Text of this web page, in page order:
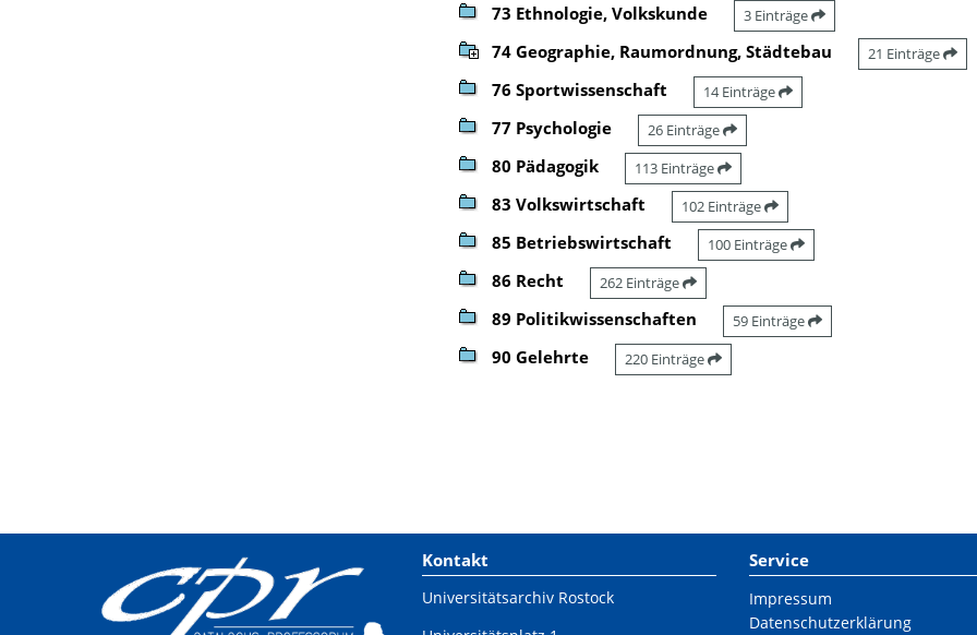
73 Ethnologie, Volkskunde 3 Einträge
74 Geographie, Raumordnung, Städtebau 21 Einträge
76 Sportwissenschaft 14 Einträge
77 Psychologie 26 Einträge
80 Pädagogik 113 Einträge
83 Volkswirtschaft 102 Einträge
85 Betriebswirtschaft 100 Einträge
86 Recht 262 Einträge
89 Politikwissenschaften 59 Einträge
90 Gelehrte 220 Einträge
Kontakt
Universitätsarchiv Rostock
Service
Impressum
Datenschutzerklärung